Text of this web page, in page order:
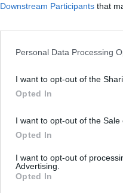
Downstream Participants that
Personal Data Processing
I want to opt-out of the
Opted In
I want to opt-out of the Sale
Opted In
I want to opt-out of
Advertising.
Opted In